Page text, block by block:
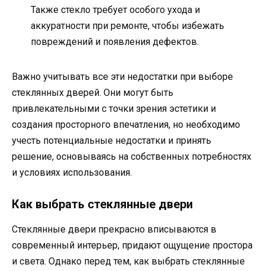
Также стекло требует особого ухода и
аккуратности при ремонте, чтобы избежать
повреждений и появления дефектов.
Важно учитывать все эти недостатки при выборе
стеклянных дверей. Они могут быть
привлекательными с точки зрения эстетики и
создания просторного впечатления, но необходимо
учесть потенциальные недостатки и принять
решение, основываясь на собственных потребностях
и условиях использования.
Как выбрать стеклянные двери
Стеклянные двери прекрасно вписываются в
современный интерьер, придают ощущение простора
и света. Однако перед тем, как выбрать стеклянные